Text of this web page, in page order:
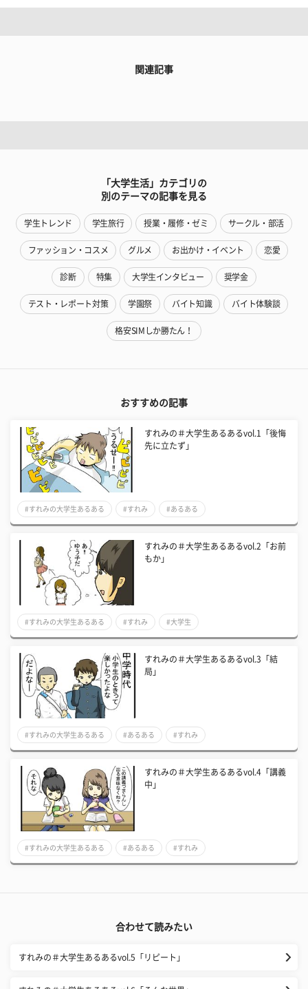
関連記事
「大学生活」カテゴリの
別のテーマの記事を見る
学生トレンド 学生旅行 授業・履修・ゼミ サークル・部活
ファッション・コスメ グルメ お出かけ・イベント 恋愛
診断 特集 大学生インタビュー 奨学金
テスト・レポート対策 学園祭 バイト知識 バイト体験談
格安SIMしか勝たん！
おすすめの記事
すれみの＃大学生あるあるvol.1「後悔
先に立たず」
#すれみの大学生あるある #すれみ #あるある
すれみの＃大学生あるあるvol.2「お前
もか」
#すれみの大学生あるある #すれみ #大学生
すれみの＃大学生あるあるvol.3「結
局」
#すれみの大学生あるある #あるある #すれみ
すれみの＃大学生あるあるvol.4「講義
中」
#すれみの大学生あるある #あるある #すれみ
合わせて読みたい
すれみの＃大学生あるあるvol.5「リピート」